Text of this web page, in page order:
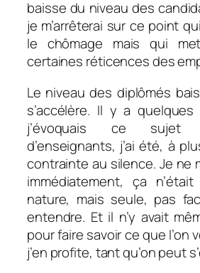
baisse du niveau des
je m’arrêterai sur ce point
le chômage mais qui
certaines réticences des
Le niveau des diplômés
s’accélère. Il y a
j’évoquais ce sujet
d’enseignants, j’ai été, à
contrainte au silence. Je ne
immédiatement, ça
nature, mais seule, pas
entendre. Et il n’y avait
pour faire savoir ce que l’on
j’en profite, tant qu’on peut